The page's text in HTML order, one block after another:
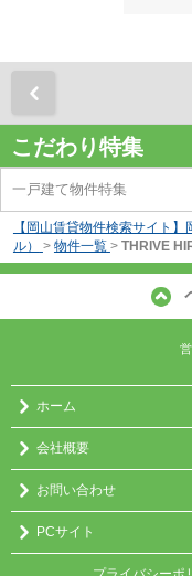
こだわり特集
一戸建て物件特集
【岡山賃貸物件検索サイト
ル）
> 物件一覧 > THRIVE
ホーム
会社概要
お問い合わせ
PCサイト